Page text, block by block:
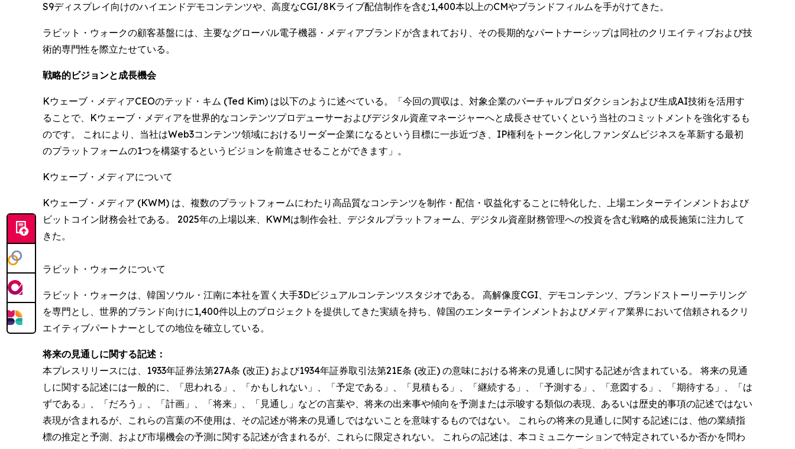
S9ディスプレイ向けのハイエンドデモコンテンツや、高度なCGI/8Kライブ配信制作を含む1,400本以上のCMやブランドフィルムを手がけてきた。
ラビット・ウォークの顧客基盤には、主要なグローバル電子機器・メディアブランドが含まれており、その長期的なパートナーシップは同社のクリエイティブおよび技
術的専門性を際立たせている。
戦略的ビジョンと成長機会
Kウェーブ・メディアCEOのテッド・キム (Ted Kim) は以下のように述べている。「今回の買収は、対象企業のバーチャルプロダクションおよび生成AI技術を活用す
ることで、Kウェーブ・メディアを世界的なコンテンツプロデューサーおよびデジタル資産マネージャーへと成長させていくという当社のコミットメントを強化するも
のです。 これにより、当社はWeb3コンテンツ領域におけるリーダー企業になるという目標に一歩近づき、IP権利をトークン化しファンダムビジネスを革新する最初
のプラットフォームの1つを構築するというビジョンを前進させることができます」。
Kウェーブ・メディアについて
Kウェーブ・メディア (KWM) は、複数のプラットフォームにわたり高品質なコンテンツを制作・配信・収益化することに特化した、上場エンターテインメントおよび
ビットコイン財務会社である。 2025年の上場以来、KWMは制作会社、デジタルプラットフォーム、デジタル資産財務管理への投資を含む戦略的成長施策に注力して
きた。
ラビット・ウォークについて
ラビット・ウォークは、韓国ソウル・江南に本社を置く大手3Dビジュアルコンテンツスタジオである。 高解像度CGI、デモコンテンツ、ブランドストーリーテリング
を専門とし、世界的ブランド向けに1,400件以上のプロジェクトを提供してきた実績を持ち、韓国のエンターテインメントおよびメディア業界において信頼されるクリ
エイティブパートナーとしての地位を確立している。
将来の見通しに関する記述：
本プレスリリースには、1933年証券法第27A条 (改正) および1934年証券取引法第21E条 (改正) の意味における将来の見通しに関する記述が含まれている。 将来の見通
しに関する記述には一般的に、「思われる」、「かもしれない」、「予定である」、「見積もる」、「継続する」、「予測する」、「意図する」、「期待する」、「は
ずである」、「だろう」、「計画」、「将来」、「見通し」などの言葉や、将来の出来事や傾向を予測または示唆する類似の表現、あるいは歴史的事項の記述ではない
表現が含まれるが、これらの言葉の不使用は、その記述が将来の見通しではないことを意味するものではない。 これらの将来の見通しに関する記述には、他の業績指
標の推定と予測、および市場機会の予測に関する記述が含まれるが、これらに限定されない。 これらの記述は、本コミュニケーションで特定されているか否かを問わ